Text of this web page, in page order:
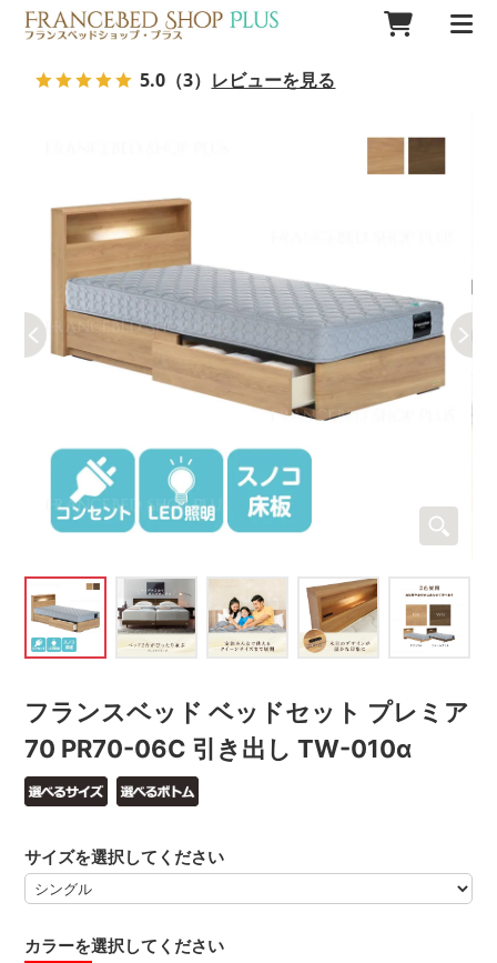
フランスベッド ベッドセット プレミア
70 PR70-06C 引き出し TW-010α
カラーを選択してください
サイズを選択してください
5.0 （3） レビューを見る